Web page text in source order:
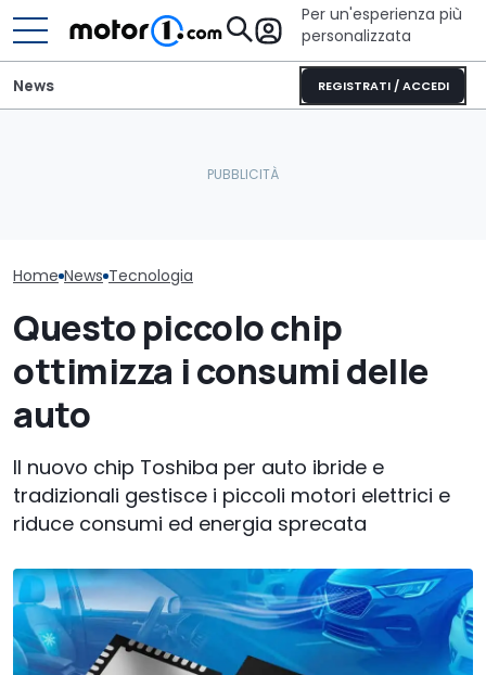
Per un'esperienza più
personalizzata
REGISTRATI / ACCEDI
News
Home News Tecnologia
Questo piccolo chip
ottimizza i consumi delle
auto
Il nuovo chip Toshiba per auto ibride e
tradizionali gestisce i piccoli motori elettrici e
riduce consumi ed energia sprecata